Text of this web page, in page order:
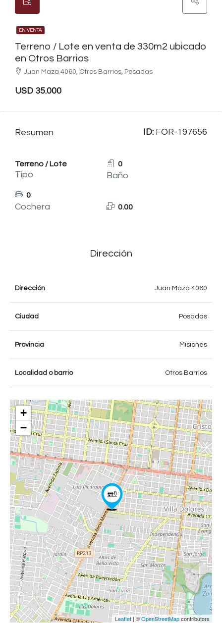
EN VENTA
Terreno / Lote en venta de 330m2 ubicado
en Otros Barrios
Juan Maza 4060, Otros Barrios, Posadas
USD 35.000
Resumen ID: FOR-197656
Terreno / Lote
Tipo
0
Baño
0
Cochera 0.00
Dirección
Dirección Juan Maza 4060
Ciudad Posadas
Provincia Misiones
Localidad o barrio Otros Barrios
+
−
Leaflet | ©OpenStreetMapcontributors